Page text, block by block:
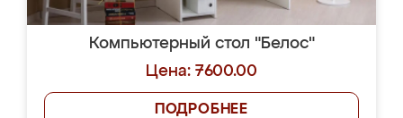
Компьютерный стол "Белос"
Цена: 7600.00
ПОДРОБНЕЕ